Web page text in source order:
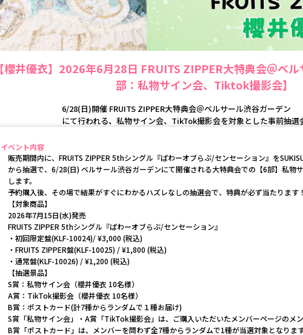
【櫻井優衣】2026年6月28日 FRUITS ZIPPER大特典会＠ベ
部：私物サイン会、Tiktok撮影会】
6/28(日)開催 FRUITS ZIPPER大特典会＠ベルサール渋谷ガーデン
にて行われる、私物サイン会、TikTok撮影会を対象とした事前抽選
イベント内容
販売期間内に、FRUITS ZIPPER 5thシングル『ぱわーオブらぶ/センセーション』を
から抽選で、6/28(日) ベルサール渋谷ガーデンにて開催される大特典会での【6部】私物
します。
予約購入後、その場で結果がすぐにわかるハズレなしの抽選会で、特典が必ず当たります！
【対象商品】
2026年7月15日(水)発売
FRUITS ZIPPER 5thシングル『ぱわーオブらぶ/センセーション』
・初回限定盤(KLF-10024)/ ¥3,000 (税込)
・FRUITS ZIPPER盤(KLF-10025) / ¥1,800 (税込)
・通常盤(KLF-10026) / ¥1,200 (税込)
【抽選景品】
S賞：私物サイン会（櫻井優衣 10名様）
A賞：TikTok撮影会（櫻井優衣 10名様）
B賞：ポストカード(計7種からランダムで１種お届け)
S賞「私物サイン会」・A賞「TikTok撮影会」は、ご購入いただいたメンバーページのメン
B賞「ポストカード」は、メンバーを問わず全7種からランダムで1種が当選対象となります